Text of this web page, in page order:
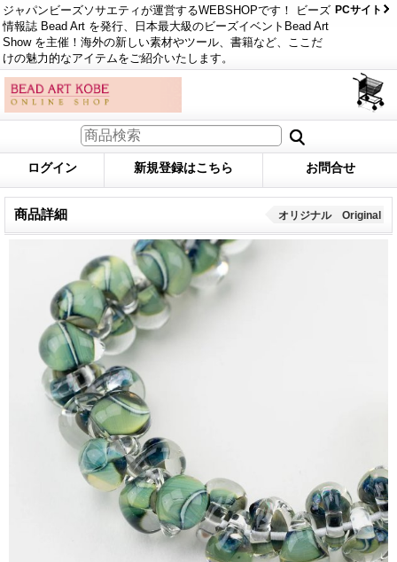
ジャパンビーズソサエティが運営するWEBSHOPです！ ビーズ
情報誌 Bead Art を発行、日本最大級のビーズイベントBead Art
Show を主催！海外の新しい素材やツール、書籍など、ここだ
けの魅力的なアイテムをご紹介いたします。
PCサイト
ログイン 新規登録はこちら お問合せ
商品詳細 オリジナル Original